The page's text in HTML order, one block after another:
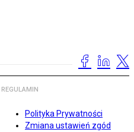
REGULAMIN
Polityka Prywatności
Zmiana ustawień zgód